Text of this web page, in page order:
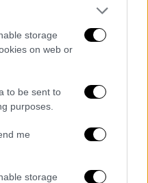
storage
on web or
to be sent to
purposes.
me
storage